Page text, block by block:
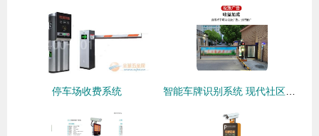
停车场收费系统 智能车牌识别系统 现代社区与工厂车行通道的智慧守护者